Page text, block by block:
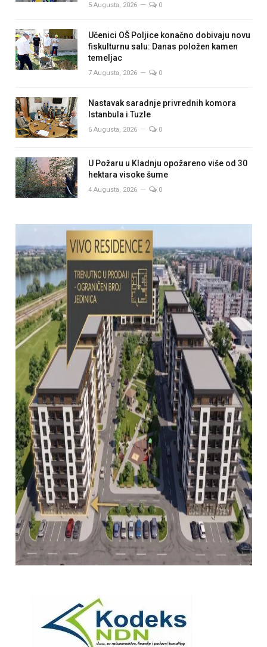
5 Augusta, 2026 0
Učenici OŠ Poljice konačno dobivaju novu
fiskulturnu salu: Danas položen kamen
temeljac
7 Augusta, 2026 0
Nastavak saradnje privrednih komora
Istanbula i Tuzle
6 Augusta, 2026 0
U Požaru u Kladnju opožareno više od 30
hektara visoke šume
4 Augusta, 2026 0